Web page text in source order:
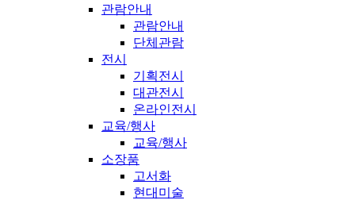
관람안내
관람안내
단체관람
전시
기획전시
대관전시
온라인전시
교육/행사
교육/행사
소장품
고서화
현대미술